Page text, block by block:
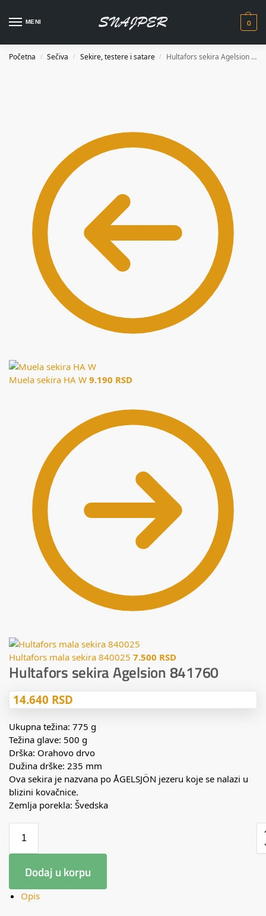
MENI 0
Početna / Sečiva / Sekire, testere i satare / Hultafors sekira Agelsion 841760
Muela sekira HA W 9.190 RSD
Hultafors mala sekira 840025 7.500 RSD
Hultafors sekira Agelsion 841760
14.640 RSD
Ukupna težina: 775 g
Težina glave: 500 g
Drška: Orahovo drvo
Dužina drške: 235 mm
Ova sekira je nazvana po ÅGELSJÖN jezeru koje se nalazi u
blizini kovačnice.
Zemlja porekla: Švedska
Dodaj u korpu
Opis